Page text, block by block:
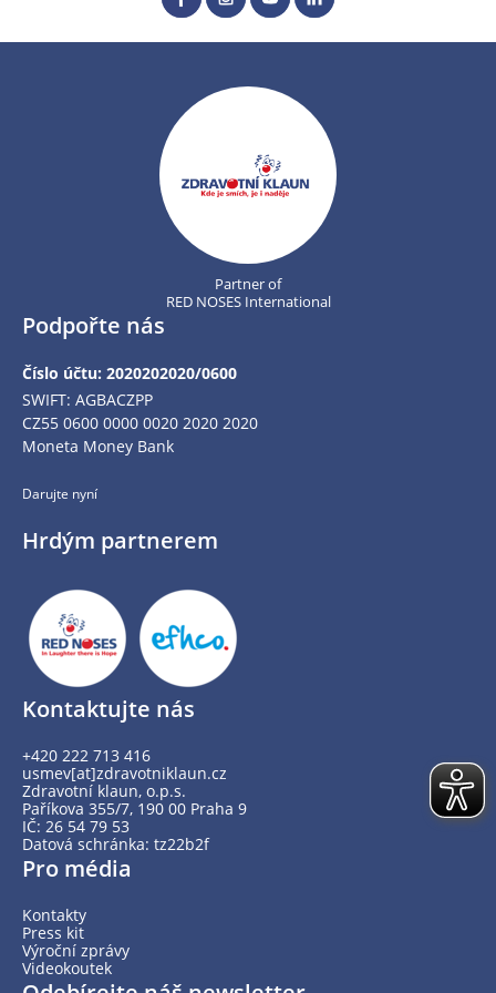
Partner of
RED NOSES International
Podpořte nás
Číslo účtu: 2020202020/0600
SWIFT: AGBACZPP
CZ55 0600 0000 0020 2020 2020
Moneta Money Bank
Darujte nyní
Hrdým partnerem
Kontaktujte nás
+420 222 713 416
usmev[at]zdravotniklaun.cz
Zdravotní klaun, o.p.s.
Paříkova 355/7, 190 00 Praha 9
IČ: 26 54 79 53
Datová schránka: tz22b2f
Pro média
Kontakty
Press kit
Výroční zprávy
Videokoutek